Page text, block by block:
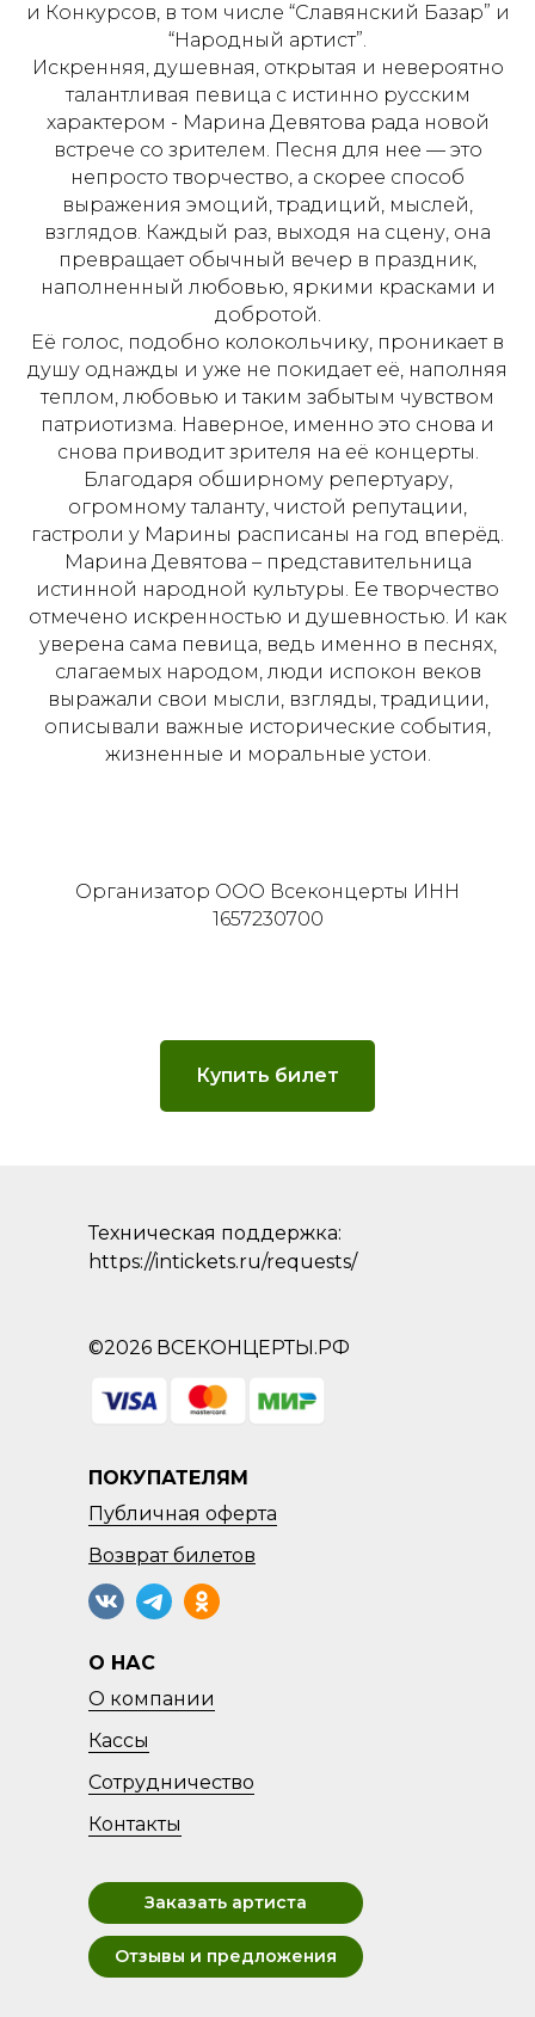
и Конкурсов, в том числе “Славянский Базар” и
“Народный артист”.
Искренняя, душевная, открытая и невероятно
талантливая певица с истинно русским
характером - Марина Девятова рада новой
встрече со зрителем. Песня для нее — это
непросто творчество, а скорее способ
выражения эмоций, традиций, мыслей,
взглядов. Каждый раз, выходя на сцену, она
превращает обычный вечер в праздник,
наполненный любовью, яркими красками и
добротой.
Её голос, подобно колокольчику, проникает в
душу однажды и уже не покидает её, наполняя
теплом, любовью и таким забытым чувством
патриотизма. Наверное, именно это снова и
снова приводит зрителя на её концерты.
Благодаря обширному репертуару,
огромному таланту, чистой репутации,
гастроли у Марины расписаны на год вперёд.
Марина Девятова – представительница
истинной народной культуры. Ее творчество
отмечено искренностью и душевностью. И как
уверена сама певица, ведь именно в песнях,
слагаемых народом, люди испокон веков
выражали свои мысли, взгляды, традиции,
описывали важные исторические события,
жизненные и моральные устои.
Организатор ООО Всеконцерты ИНН
1657230700
Купить билет
Техническая поддержка:
https://intickets.ru/requests/
©2026 ВСЕКОНЦЕРТЫ.РФ
ПОКУПАТЕЛЯМ
Публичная оферта
О НАС
О компании
Кассы
Сотрудничество
Контакты
Заказать артиста
Отзывы и предложения
Возвратбилетов